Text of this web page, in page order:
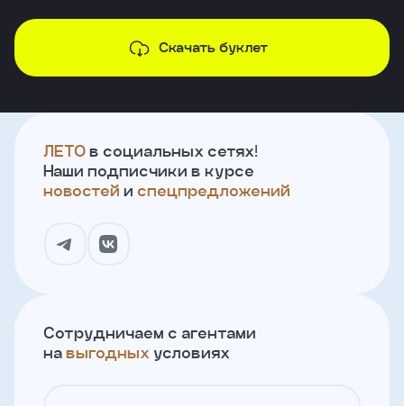
Скачать буклет
ЛЕТО в социальных сетях!
Наши подписчики в курсе
новостей и спецпредложений
Сотрудничаем с агентами
на выгодных условиях